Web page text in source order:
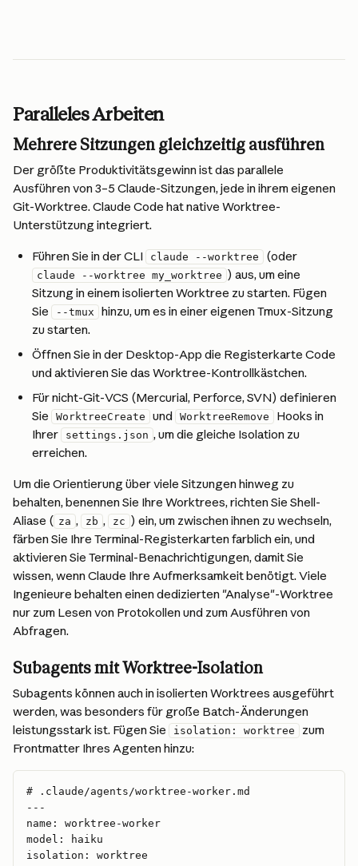
Paralleles Arbeiten
Mehrere Sitzungen gleichzeitig ausführen
Der größte Produktivitätsgewinn ist das parallele
Ausführen von 3–5 Claude-Sitzungen, jede in ihrem eigenen
Git-Worktree. Claude Code hat native Worktree-
Unterstützung integriert.
Führen Sie in der CLI claude --worktree (oder
claude --worktree my_worktree ) aus, um eine
Sitzung in einem isolierten Worktree zu starten. Fügen
Sie
--tmux
hinzu, um es in einer eigenen Tmux-Sitzung
zu starten.
Öffnen Sie in der Desktop-App die Registerkarte Code
und aktivieren Sie das Worktree-Kontrollkästchen.
Für nicht-Git-VCS (Mercurial, Perforce, SVN) definieren
Sie
WorktreeCreate und WorktreeRemove
Hooks in
Ihrer
settings.json , um die gleiche Isolation zu
erreichen.
Um die Orientierung über viele Sitzungen hinweg zu
behalten, benennen Sie Ihre Worktrees, richten Sie Shell-
Aliase ( za , zb , zc ) ein, um zwischen ihnen zu wechseln,
färben Sie Ihre Terminal-Registerkarten farblich ein, und
aktivieren Sie Terminal-Benachrichtigungen, damit Sie
wissen, wenn Claude Ihre Aufmerksamkeit benötigt. Viele
Ingenieure behalten einen dedizierten "Analyse"-Worktree
nur zum Lesen von Protokollen und zum Ausführen von
Abfragen.
Subagents mit Worktree-Isolation
Subagents können auch in isolierten Worktrees ausgeführt
werden, was besonders für große Batch-Änderungen
leistungsstark ist. Fügen Sie
isolation: worktree
zum
Frontmatter Ihres Agenten hinzu:
# .claude/agents/worktree-worker.md
---
name: worktree-worker
model: haiku
isolation: worktree